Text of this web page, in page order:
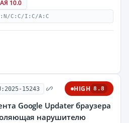
10.0
C:C/I:C/A:C
15243 HIGH 8.8
Google Updater браузера
нарушителю